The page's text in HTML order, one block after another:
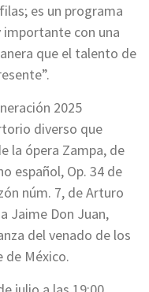
es un programa
importante con una
que el talento de
2025
diverso que
la ópera Zampa, de
español, Op. 34 de
núm. 7, de Arturo
Jaime Don Juan,
del venado de los
de México.